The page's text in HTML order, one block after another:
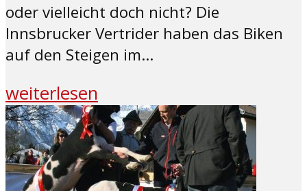
oder vielleicht doch nicht? Die
Innsbrucker Vertrider haben das Biken
auf den Steigen im...
weiterlesen